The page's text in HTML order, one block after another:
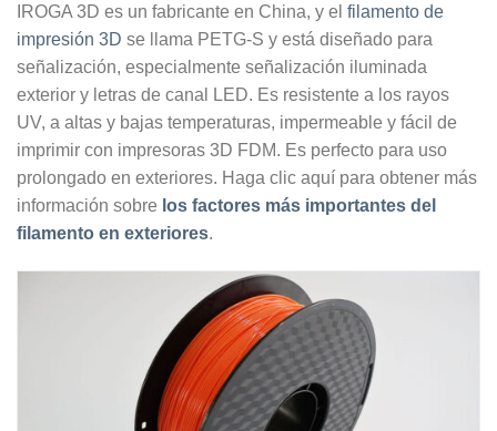
IROGA 3D es un fabricante en China, y el filamento de
impresión 3D se llama PETG-S y está diseñado para
señalización, especialmente señalización iluminada
exterior y letras de canal LED. Es resistente a los rayos
UV, a altas y bajas temperaturas, impermeable y fácil de
imprimir con impresoras 3D FDM. Es perfecto para uso
prolongado en exteriores. Haga clic aquí para obtener más
información sobre los factores más importantes del
filamento en exteriores.